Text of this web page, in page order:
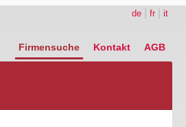
de fr it
Firmensuche Kontakt AGB